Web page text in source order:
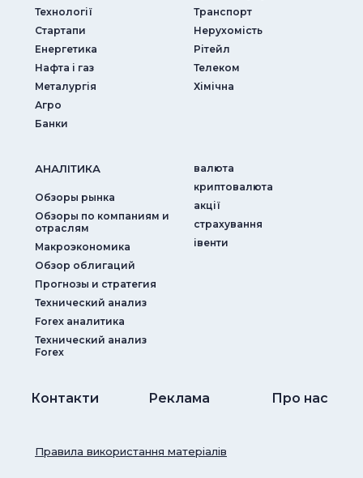
Технології
Стартапи
Енергетика
Нафта і газ
Металургія
Агро
Банки
Транспорт
Нерухомість
Рітейл
Телеком
Хімічна
АНАЛIТИКА
Обзоры рынка
Обзоры по компаниям и
отраслям
Макроэкономика
Обзор облигаций
Прогнозы и стратегия
Технический анализ
Forex аналитика
Технический анализ
Forex
валюта
криптовалюта
акції
страхування
iвенти
Контакти Реклама Про нас
Правила використання матеріалів